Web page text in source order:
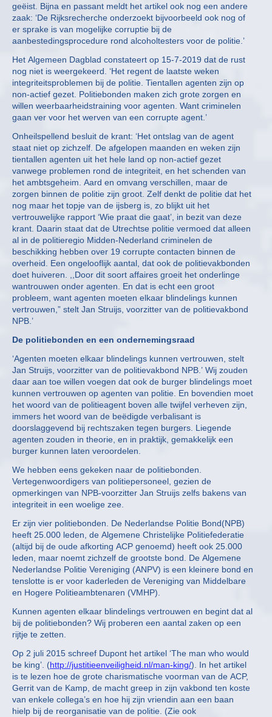
geëist. Bijna en passant meldt het artikel ook nog een andere
zaak: ‘De Rijksrecherche onderzoekt bijvoorbeeld ook nog of
er sprake is van mogelijke corruptie bij de
aanbestedingsprocedure rond alcoholtesters voor de politie.’
Het Algemeen Dagblad constateert op 15-7-2019 dat de rust
nog niet is weergekeerd. ‘Het regent de laatste weken
integriteitsproblemen bij de politie. Tientallen agenten zijn op
non-actief gezet. Politiebonden maken zich grote zorgen en
willen weerbaarheidstraining voor agenten. Want criminelen
gaan ver voor het werven van een corrupte agent.’
Onheilspellend besluit de krant: ‘Het ontslag van de agent
staat niet op zichzelf. De afgelopen maanden en weken zijn
tientallen agenten uit het hele land op non-actief gezet
vanwege problemen rond de integriteit, en het schenden van
het ambtsgeheim. Aard en omvang verschillen, maar de
zorgen binnen de politie zijn groot. Zelf denkt de politie dat het
nog maar het topje van de ijsberg is, zo blijkt uit het
vertrouwelijke rapport ‘Wie praat die gaat’, in bezit van deze
krant. Daarin staat dat de Utrechtse politie vermoed dat alleen
al in de politieregio Midden-Nederland criminelen de
beschikking hebben over 19 corrupte contacten binnen de
overheid. Een ongelooflijk aantal, dat ook de politievakbonden
doet huiveren. ,,Door dit soort affaires groeit het onderlinge
wantrouwen onder agenten. En dat is echt een groot
probleem, want agenten moeten elkaar blindelings kunnen
vertrouwen,” stelt Jan Struijs, voorzitter van de politievakbond
NPB.’
De politiebonden en een ondernemingsraad
‘Agenten moeten elkaar blindelings kunnen vertrouwen, stelt
Jan Struijs, voorzitter van de politievakbond NPB.’ Wij zouden
daar aan toe willen voegen dat ook de burger blindelings moet
kunnen vertrouwen op agenten van politie. En bovendien moet
het woord van de politieagent boven alle twijfel verheven zijn,
immers het woord van de beëdigde verbalisant is
doorslaggevend bij rechtszaken tegen burgers. Liegende
agenten zouden in theorie, en in praktijk, gemakkelijk een
burger kunnen laten veroordelen.
We hebben eens gekeken naar de politiebonden.
Vertegenwoordigers van politiepersoneel, gezien de
opmerkingen van NPB-voorzitter Jan Struijs zelfs bakens van
integriteit in een woelige zee.
Er zijn vier politiebonden. De Nederlandse Politie Bond(NPB)
heeft 25.000 leden, de Algemene Christelijke Politiefederatie
(altijd bij de oude afkorting ACP genoemd) heeft ook 25.000
leden, maar noemt zichzelf de grootste bond. De Algemene
Nederlandse Politie Vereniging (ANPV) is een kleinere bond en
tenslotte is er voor kaderleden de Vereniging van Middelbare
en Hogere Politieambtenaren (VMHP).
Kunnen agenten elkaar blindelings vertrouwen en begint dat al
bij de politiebonden? Wij proberen een aantal zaken op een
rijtje te zetten.
Op 2 juli 2015 schreef Dupont het artikel ‘The man who would
be king’. (http://justitieenveiligheid.nl/man-king/). In het artikel
is te lezen hoe de grote charismatische voorman van de ACP,
Gerrit van de Kamp, de macht greep in zijn vakbond ten koste
van enkele collega’s en hoe hij zijn vriendin aan een baan
hielp bij de reorganisatie van de politie. (Zie ook